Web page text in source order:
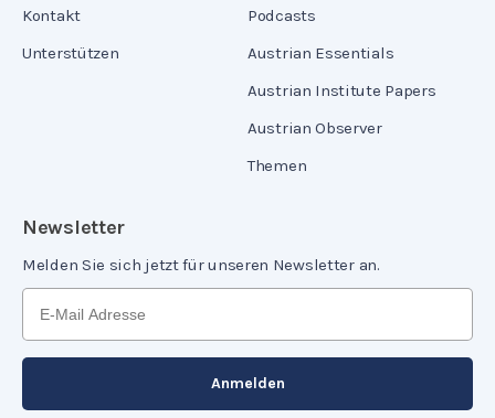
Kontakt
Unterstützen
Podcasts
Austrian Essentials
Austrian Institute Papers
Austrian Observer
Themen
Newsletter
Melden Sie sich jetzt für unseren Newsletter an.